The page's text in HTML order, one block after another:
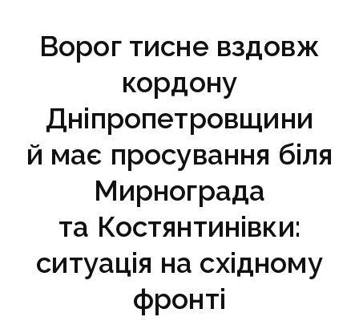
Ворог тисне вздовж
кордону
Дніпропетровщини
й має просування біля
Мирнограда
та Костянтинівки:
ситуація на східному
фронті